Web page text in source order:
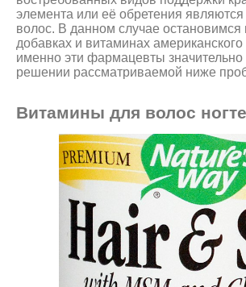
элемента или её обретения
волос. В данном случае
добавках и витаминах
именно эти фармацевты значительно
решении рассматриваемой ниже
Витамины для волос